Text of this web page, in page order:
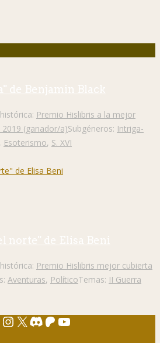
de Benjamin Black
Premio Hislibris a la mejor
(ganador/a)Subgéneros: Intriga-
, Esoterismo, S. XVI
norte" de Elisa Beni
Premio Hislibris mejor cubierta
Aventuras, PolíticoTemas: II Guerra
Instagram
X Discord
Patreon
YouTube